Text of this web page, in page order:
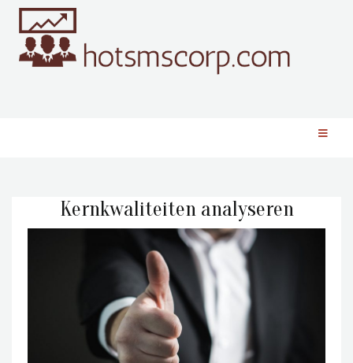
Kernkwaliteiten analyseren